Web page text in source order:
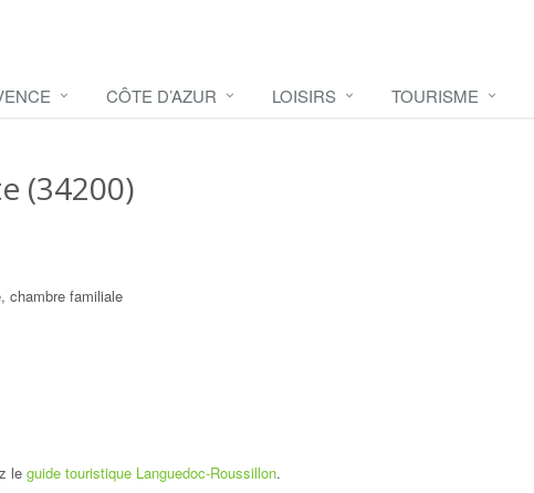
CÔTE D’AZUR LOISIRS TOURISME
(34200)
chambre familiale
le guide touristique Languedoc-Roussillon.